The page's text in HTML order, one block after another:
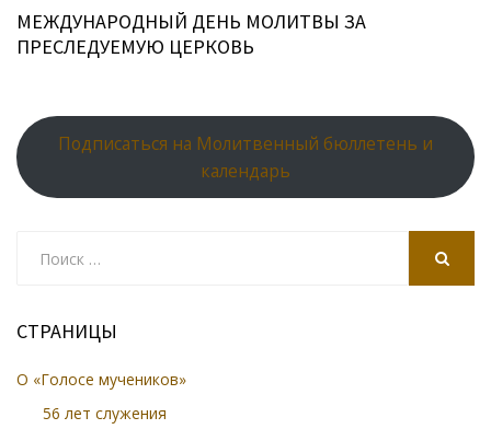
МЕЖДУНАРОДНЫЙ ДЕНЬ МОЛИТВЫ ЗА
ПРЕСЛЕДУЕМУЮ ЦЕРКОВЬ
Подписаться на Молитвенный бюллетень и
календарь
СТРАНИЦЫ
О «Голосе мучеников»
56 лет служения